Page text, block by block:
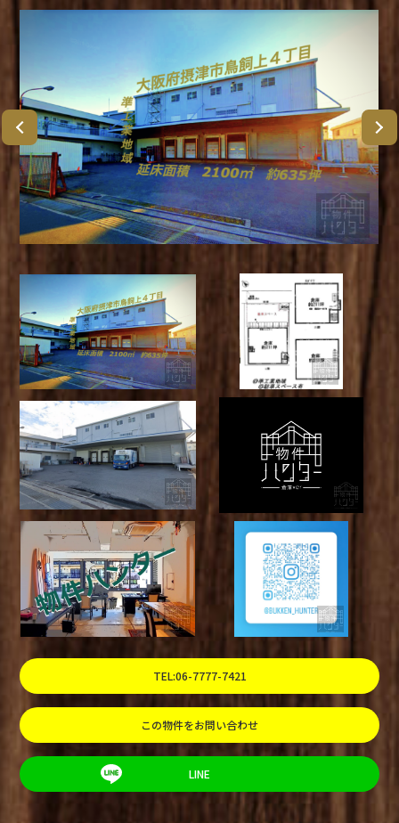
TEL:06-7777-7421
この物件をお問い合わせ
LINE